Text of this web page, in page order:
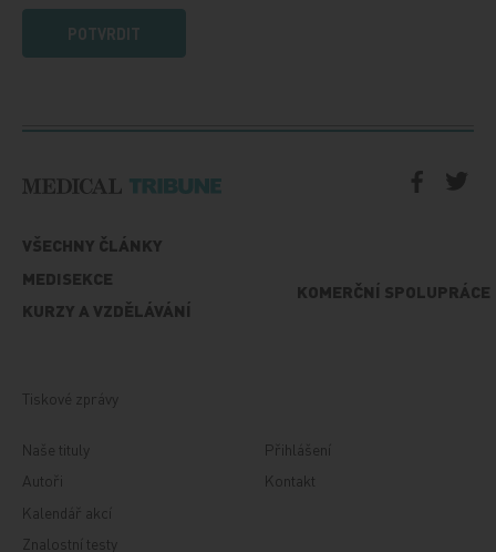
POTVRDIT
VŠECHNY ČLÁNKY
MEDISEKCE
KURZY A VZDĚLÁVÁNÍ
KOMERČNÍ SPOLUPRÁCE
Tiskové zprávy
Naše tituly
Autoři
Kalendář akcí
Znalostní testy
Přihlášení
Kontakt